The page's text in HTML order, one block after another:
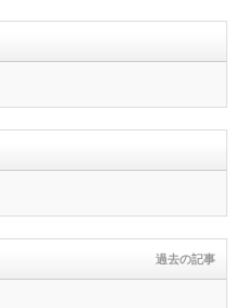
過去の記事